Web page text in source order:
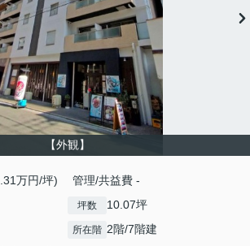
【外観】
万円/坪) 管理/共益費 -
坪数 10.07坪
所在階 2階/7階建